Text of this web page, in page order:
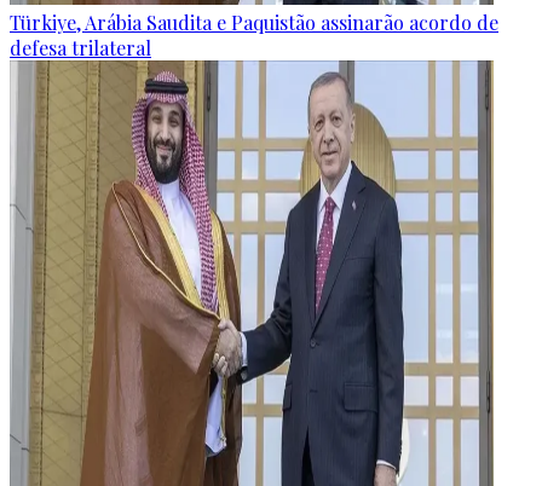
Türkiye, Arábia Saudita e Paquistão assinarão acordo de
defesa trilateral